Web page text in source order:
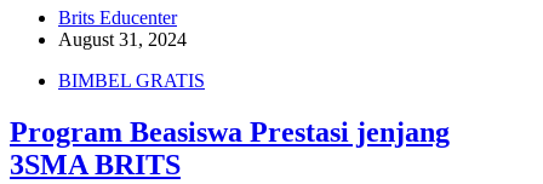
Brits Educenter
August 31, 2024
BIMBEL GRATIS
Program Beasiswa Prestasi jenjang
3SMA BRITS